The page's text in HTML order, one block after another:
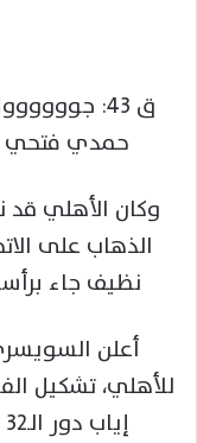
ق 43:
حمدي فتحي
وكان الأهلي
الذهاب على
نظيف جاء
أعلن
للأهلي، تشكيل
إياب دور الـ32 لبطولة دوري أبطال أفريقيا.